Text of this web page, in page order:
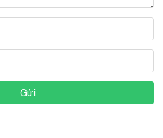
Gửi